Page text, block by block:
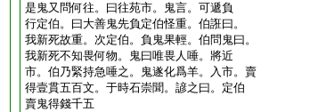
是鬼又問何往。曰往苑市。鬼言。可遞負
行定伯。曰大善鬼先負定伯怪重。伯誑曰。
我新死故重。次定伯。負鬼果輕。伯問鬼曰。
我新死不知畏何物。鬼曰唯畏人唾。將近
市。伯乃緊持急唾之。鬼遂化爲羊。入市。賣
得壹貫五百文。于時石崇聞。諺之曰。定伯
賣鬼得錢千五